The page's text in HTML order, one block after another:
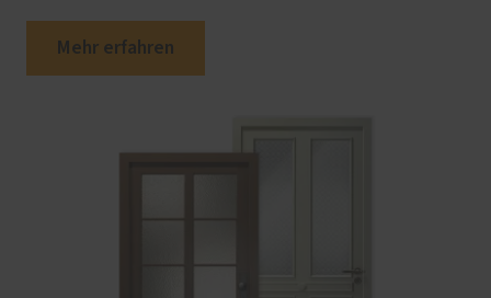
Mehr erfahren